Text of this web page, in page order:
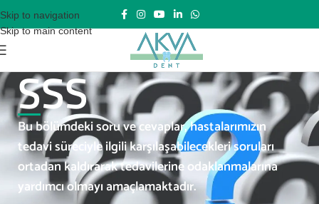
Skip to navigation
Skip to main content
SSS
Bu bölümdeki soru ve cevaplar, hastalarımızın
tedavi süreciyle ilgili karşılaşabilecekleri soruları
ortadan kaldırarak tedavilerine odaklanmalarına
yardımcı olmayı amaçlamaktadır.